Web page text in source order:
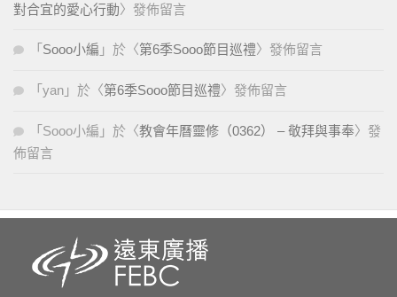
對合宜的愛心行動〉發佈留言
「 Sooo小編 」於〈第6季Sooo節目巡禮〉發佈留言
「 yan 」於〈第6季Sooo節目巡禮〉發佈留言
「 Sooo小編 」於〈教會年曆靈修（0362） – 敬拜與事奉〉發
佈留言